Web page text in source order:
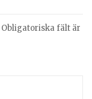
Obligatoriska fält är